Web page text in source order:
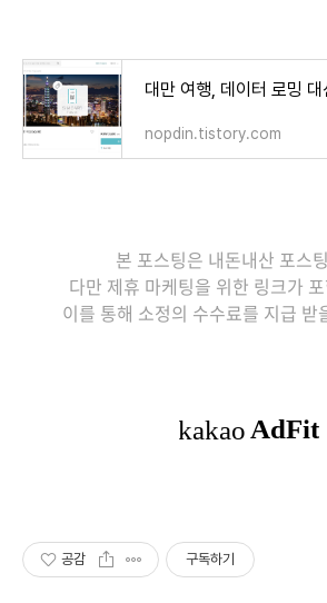
nopdin.tistory.com
본 포스팅은 내돈내산 포스
다만 제휴 마케팅을 위한 링크가
이를 통해 소정의 수수료를 지급 받
공감 구독하기